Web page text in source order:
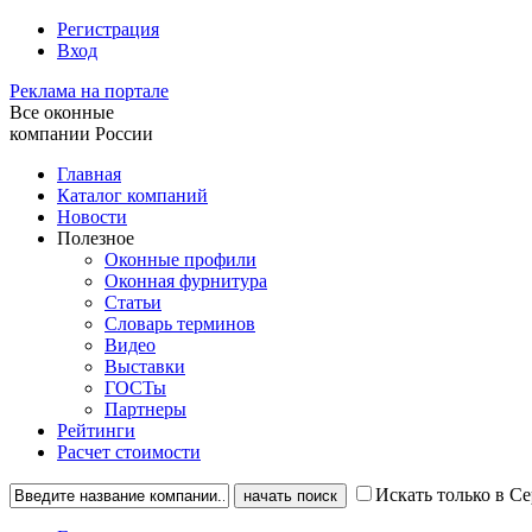
Регистрация
Вход
Реклама на портале
Все оконные
компании России
Главная
Каталог компаний
Новости
Полезное
Оконные профили
Оконная фурнитура
Статьи
Словарь терминов
Видео
Выставки
ГОСТы
Партнеры
Рейтинги
Расчет стоимости
Искать только в